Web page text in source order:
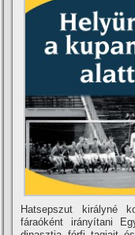
Hatsepszut királyné
fáraóként irányí­tani